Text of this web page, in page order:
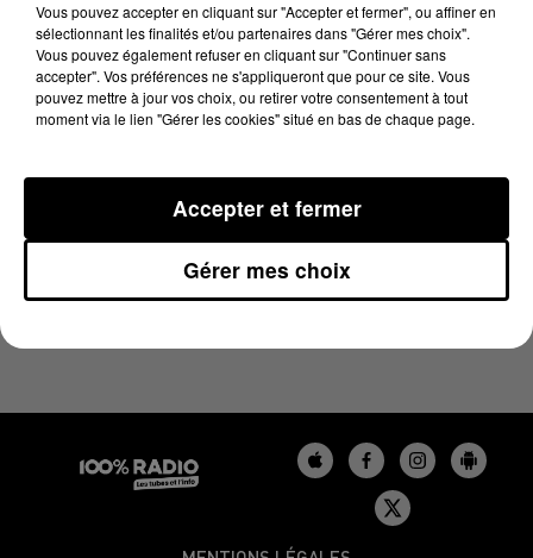
23 février 2024 - 4 min 36 sec
LES INFOS DU BÉARN DU 23/02/2024 À 17H00
Vous pouvez accepter en cliquant sur "Accepter et fermer", ou affiner en
sélectionnant les finalités et/ou partenaires dans "Gérer mes choix".
Vous pouvez également refuser en cliquant sur "Continuer sans
accepter". Vos préférences ne s'appliqueront que pour ce site. Vous
pouvez mettre à jour vos choix, ou retirer votre consentement à tout
moment via le lien "Gérer les cookies" situé en bas de chaque page.
Gérer mes choix
Accepter et fermer